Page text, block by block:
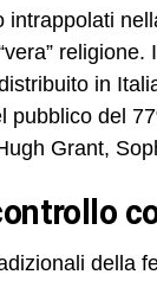
religione.
in
del
Grant,
della